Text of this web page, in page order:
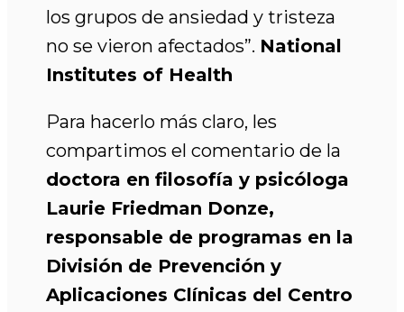
los grupos de ansiedad y tristeza
no se vieron afectados”. National
Institutes of Health
Para hacerlo más claro, les
compartimos el comentario de la
doctora en filosofía y psicóloga
Laurie Friedman Donze,
responsable de programas en la
División de Prevención y
Aplicaciones Clínicas del Centro